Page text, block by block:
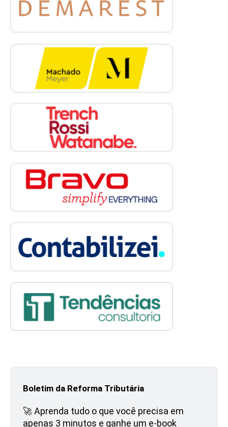
Boletim da Reforma Tributária
🚀 Aprenda tudo o que você precisa em
apenas 3 minutos e ganhe um e-book